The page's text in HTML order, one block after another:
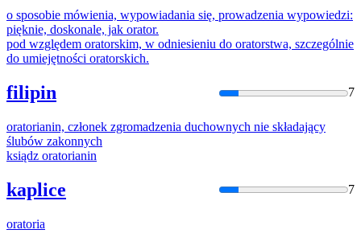
o sposobie mówienia, wypowiadania się, prowadzenia wypowiedzi:
pięknie, doskonale, jak orator.
pod względem oratorskim, w odniesieniu do oratorstwa, szczególnie
do umiejętności oratorskich.
filipin 7
oratorianin, członek zgromadzenia duchownych nie składający
ślubów zakonnych
ksiądz oratorianin
kaplice 7
oratoria